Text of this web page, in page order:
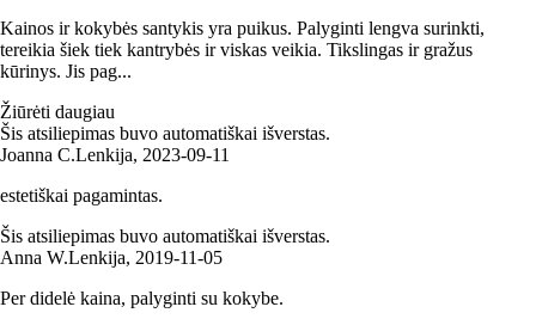
Kainos ir kokybės santykis yra puikus. Palyginti lengva surinkti,
tereikia šiek tiek kantrybės ir viskas veikia. Tikslingas ir gražus
kūrinys. Jis pag...
Žiūrėti daugiau
Šis atsiliepimas buvo automatiškai išverstas.
Joanna C.Lenkija, 2023‑09‑11
estetiškai pagamintas.
Šis atsiliepimas buvo automatiškai išverstas.
Anna W.Lenkija, 2019‑11‑05
Per didelė kaina, palyginti su kokybe.